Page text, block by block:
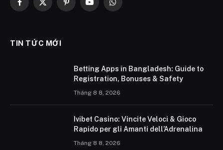
Facebook
X
PinterestYouTubeWhatsApp
TIN TỨC MỚI
Betting Apps in Bangladesh: Guide to
Registration, Bonuses & Safety
Tháng 8 8, 2026
Ivibet Casino: Vincite Veloci & Gioco
Rapido per gli Amanti dell’Adrenalina
Tháng 8 8, 2026